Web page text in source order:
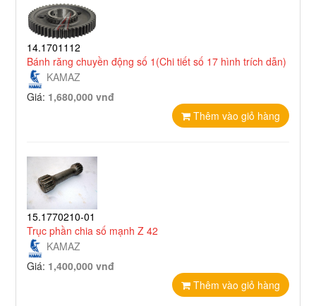
14.1701112
Bánh răng chuyền động số 1(Chi tiết số 17 hình trích dẫn)
KAMAZ
Giá: 1,680,000 vnđ
Thêm vào giỏ hàng
15.1770210-01
Trục phần chia số mạnh Z 42
KAMAZ
Giá: 1,400,000 vnđ
Thêm vào giỏ hàng